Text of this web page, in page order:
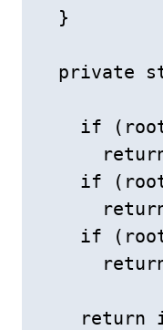
  }
private
if
if
if
return